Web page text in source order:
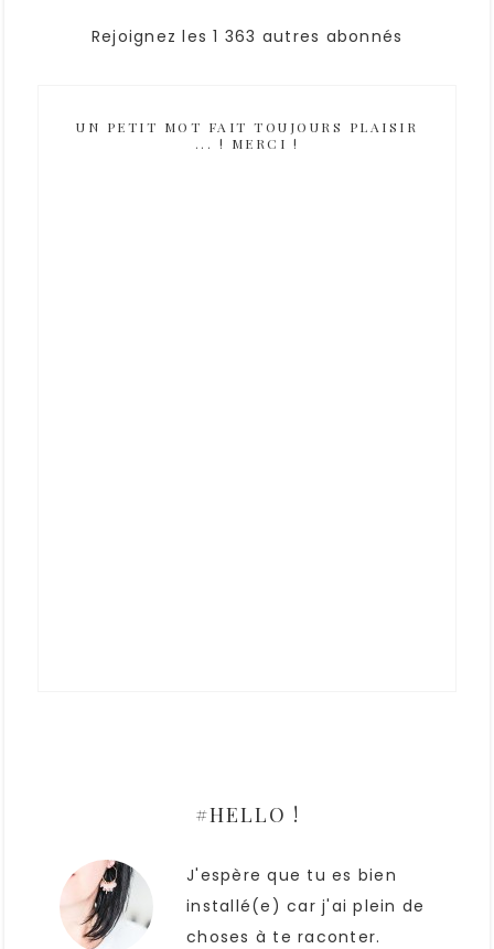
Rejoignez les 1 363 autres abonnés
UN PETIT MOT FAIT TOUJOURS PLAISIR
... ! MERCI !
#HELLO !
J'espère que tu es bien
installé(e) car j'ai plein de
choses à te raconter.